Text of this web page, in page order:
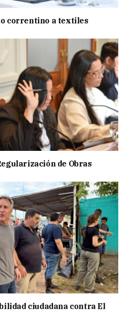
correntino a textiles
de Obras
ciudadana contra El